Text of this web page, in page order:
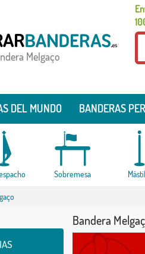
Melgaço
DEL MUNDO BANDERAS
Sobremesa
Bandera